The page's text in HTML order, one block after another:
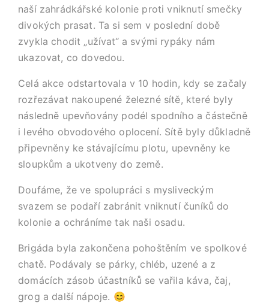
naší zahrádkářské kolonie proti vniknutí smečky
divokých prasat. Ta si sem v poslední době
zvykla chodit „užívat“ a svými rypáky nám
ukazovat, co dovedou.
Celá akce odstartovala v 10 hodin, kdy se začaly
rozřezávat nakoupené železné sítě, které byly
následně upevňovány podél spodního a částečně
i levého obvodového oplocení. Sítě byly důkladně
připevněny ke stávajícímu plotu, upevněny ke
sloupkům a ukotveny do země.
Doufáme, že ve spolupráci s mysliveckým
svazem se podaří zabránit vniknutí čuníků do
kolonie a ochráníme tak naši osadu.
Brigáda byla zakončena pohoštěním ve spolkové
chatě. Podávaly se párky, chléb, uzené a z
domácích zásob účastníků se vařila káva, čaj,
grog a další nápoje. 😊